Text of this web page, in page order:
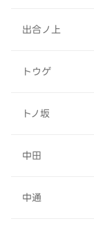
出合ノ上
トウゲ
トノ坂
中田
中通